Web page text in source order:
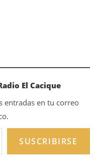
El Cacique
entradas en tu correo
SUSCRIBIRSE